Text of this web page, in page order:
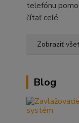
telefónu
čítať celé
Zobraziť
Blog